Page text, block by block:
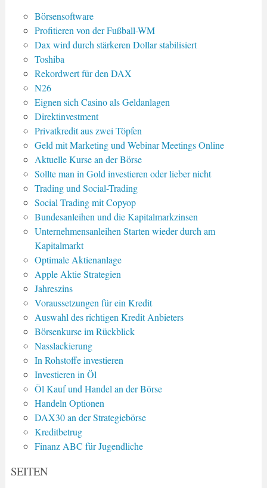
Börsensoftware
Profitieren von der Fußball-WM
Dax wird durch stärkeren Dollar stabilisiert
Toshiba
Rekordwert für den DAX
N26
Eignen sich Casino als Geldanlagen
Direktinvestment
Privatkredit aus zwei Töpfen
Geld mit Marketing und Webinar Meetings Online
Aktuelle Kurse an der Börse
Sollte man in Gold investieren oder lieber nicht
Trading und Social-Trading
Social Trading mit Copyop
Bundesanleihen und die Kapitalmarkzinsen
Unternehmensanleihen Starten wieder durch am
Kapitalmarkt
Optimale Aktienanlage
Apple Aktie Strategien
Jahreszins
Voraussetzungen für ein Kredit
Auswahl des richtigen Kredit Anbieters
Börsenkurse im Rückblick
Nasslackierung
In Rohstoffe investieren
Investieren in Öl
Öl Kauf und Handel an der Börse
Handeln Optionen
DAX30 an der Strategiebörse
Kreditbetrug
Finanz ABC für Jugendliche
SEITEN